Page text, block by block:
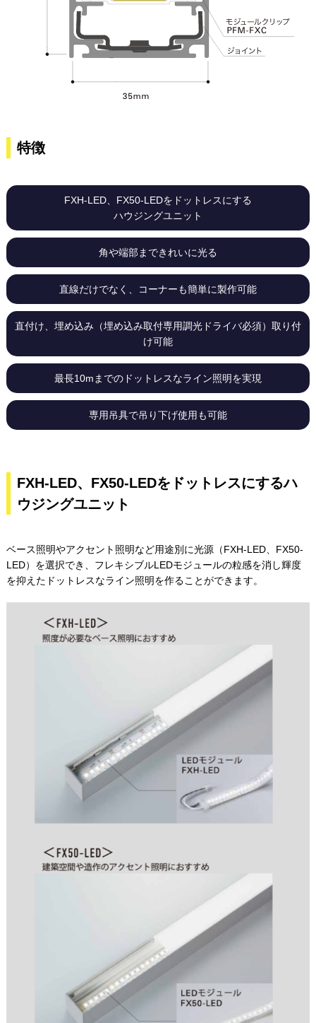
特徴
FXH-LED、FX50-LEDをドットレスにする
ハウジングユニット
角や端部まできれいに光る
直線だけでなく、コーナーも簡単に製作可能
直付け、埋め込み（埋め込み取付専用調光ドライバ必須）取り付
け可能
最長10mまでのドットレスなライン照明を実現
専用吊具で吊り下げ使用も可能
FXH-LED、FX50-LEDをドットレスにするハ
ウジングユニット
ベース照明やアクセント照明など用途別に光源（FXH-LED、FX50-
LED）を選択でき、 フレキシブルLEDモジュールの粒感を消し輝度
を抑えたドットレスなライン照明を作ることができます。